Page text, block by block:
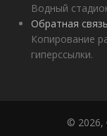
Водный
Обратная связь
Копирование
гиперссылки.
© 2026,